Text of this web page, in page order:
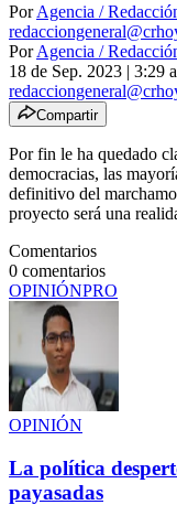
PorAgencia /
PorAgencia /
18 de Sep. 2023 | 3:29
Compartir
Por fin le ha quedado
democracias, las
definitivo del
proyecto será una
Comentarios
0 comentarios
OPINIÓNPRO
OPINIÓN
La política
payasadas